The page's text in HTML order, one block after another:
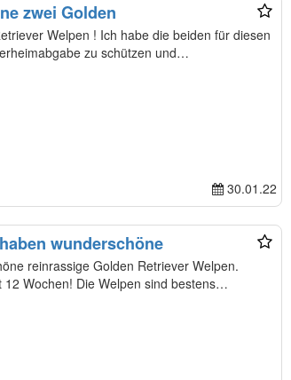
zwei Golden
Welpen ! Ich habe die beiden für diesen
zu schützen und…
30.01.22
wunderschöne
geboren am 26.11. 21. Zu Abgabe sind die kleinen mit 12 Wochen! Die Welpen sind bestens…